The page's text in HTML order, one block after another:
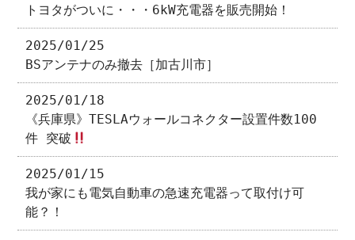
トヨタがついに・・・6kW充電器を販売開始！
2025/01/25
BSアンテナのみ撤去［加古川市］
2025/01/18
《兵庫県》TESLAウォールコネクター設置件数100
件 突破
2025/01/15
我が家にも電気自動車の急速充電器って取付け可
能？！